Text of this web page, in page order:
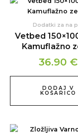
Dodatki za na
Vetbed
Kamuflažno
36.90 €
DODAJ V
KOŠARICO